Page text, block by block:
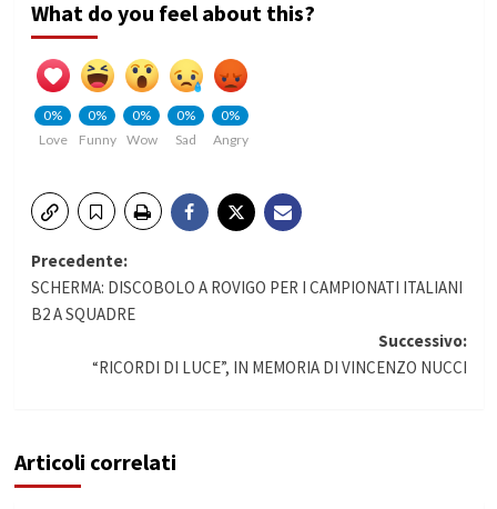
What do you feel about this?
0%
Love
0%
Funny
0%
Wow
0%
Sad
0%
Angry
Navigazione
articolo
Precedente:
SCHERMA: DISCOBOLO A ROVIGO PER I CAMPIONATI ITALIANI
B2 A SQUADRE
Successivo:
“RICORDI DI LUCE”, IN MEMORIA DI VINCENZO NUCCI
Articoli correlati